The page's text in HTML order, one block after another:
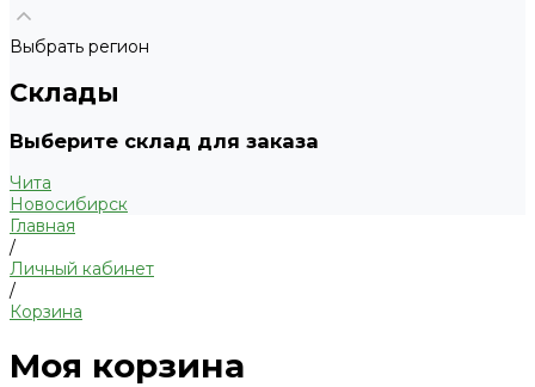
Выбрать регион
Склады
Выберите склад для заказа
Чита
Новосибирск
Главная
/
Личный кабинет
/
Корзина
Моя корзина